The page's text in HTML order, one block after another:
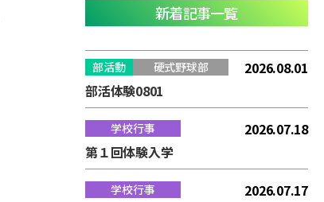
新着記事一覧
部活動 硬式野球部
2026.08.01
部活体験0801
学校行事
2026.07.18
第１回体験入学
学校行事
2026.07.17